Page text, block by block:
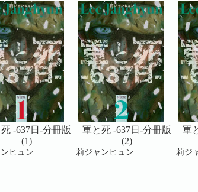
-637日-分冊版
(1)
ヒュン
軍と死 -637日-分冊版
(2)
莉ジャンヒュン
軍
莉ジ